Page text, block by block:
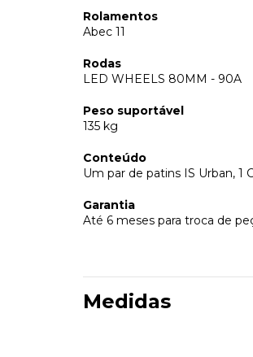
Rolamentos
Abec 11
Rodas
LED WHEELS 80MM - 90A
Peso suportável
135 kg
Conteúdo
Um par de patins IS Urban, 1
Garantia
Até 6 meses para troca de
Medidas